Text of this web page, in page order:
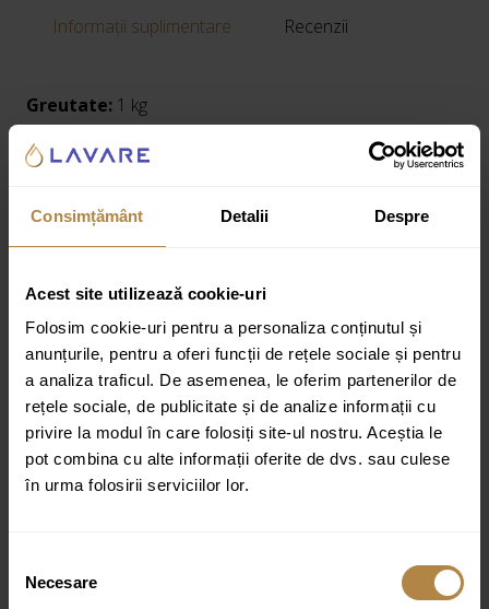
Consimțământ Detalii Despre
Acest site utilizează cookie-uri
Folosim cookie-uri pentru a personaliza conținutul și
anunțurile, pentru a oferi funcții de rețele sociale și pentru
a analiza traficul. De asemenea, le oferim partenerilor de
rețele sociale, de publicitate și de analize informații cu
privire la modul în care folosiți site-ul nostru. Aceștia le
pot combina cu alte informații oferite de dvs. sau culese
în urma folosirii serviciilor lor.
consimțământului
Necesare
Informații suplimentare Recenzii
Greutate: 1 kg
Dimensiuni:22 × 10 × 10 cm
Material: alama
Latime: 21 cm
Inaltime: 5 cm
Distanta fata de perete: 7 cm
Culoare:Alama
Produse similare